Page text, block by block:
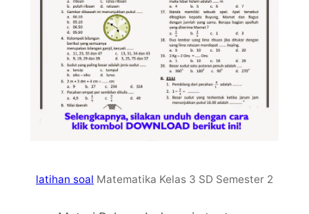
latihan soal Matematika Kelas 3 SD Semester 2